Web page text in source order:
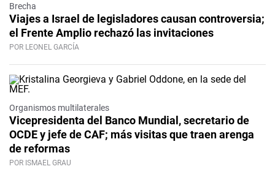
Brecha
Viajes a Israel de legisladores causan controversia;
el Frente Amplio rechazó las invitaciones
POR LEONEL GARCÍA
Organismos multilaterales
Vicepresidenta del Banco Mundial, secretario de
OCDE y jefe de CAF; más visitas que traen arenga
de reformas
POR ISMAEL GRAU